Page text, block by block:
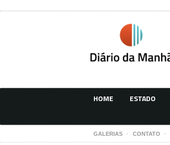
HOME ESTADO
GALERIAS CONTATO